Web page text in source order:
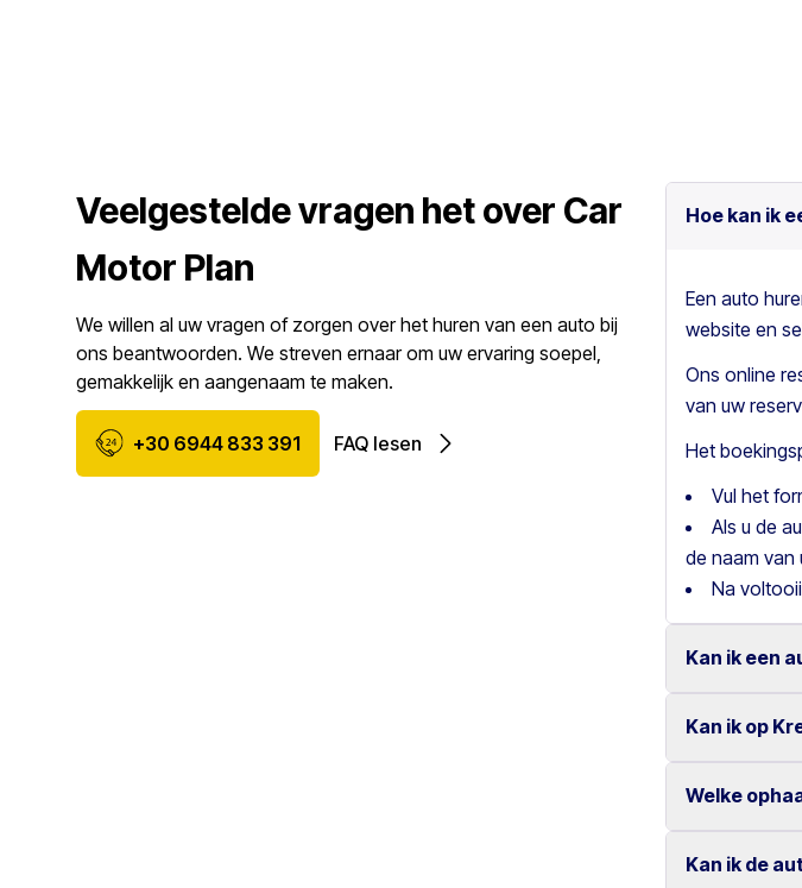
Veelgestelde vragen het over Car
Motor Plan
We willen al uw vragen of zorgen over het huren van een auto bij
ons beantwoorden. We streven ernaar om uw ervaring soepel,
gemakkelijk en aangenaam te maken.
+30 6944 833 391 FAQ lesen
Hoe kan ik
Een auto
website en
Ons online
van uw
Het
Vul het
Als u de
de naam van
Na
Kan ik een
Ja, wij
Onze
Kan ik op
Ja, bij Motor
Dankzij onze
Welke
U kunt uw
Kan ik de